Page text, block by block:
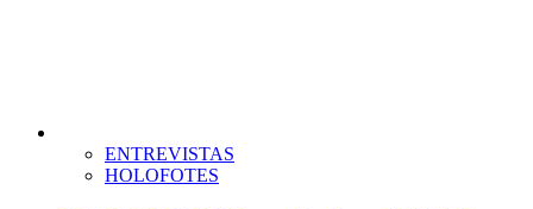
ENTREVISTAS
HOLOFOTES